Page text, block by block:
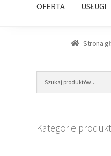
OFERTA USŁUGI
Strona
Kategorie